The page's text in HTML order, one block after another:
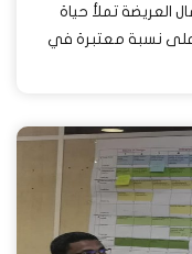
الآمال العريضة تملأ حياة
على نسبة معتبرة في